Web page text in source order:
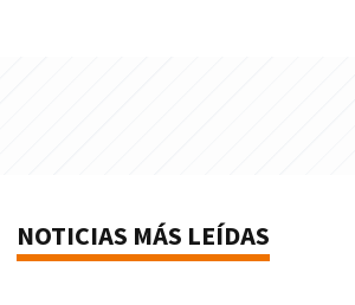
NOTICIAS MÁS LEÍDAS